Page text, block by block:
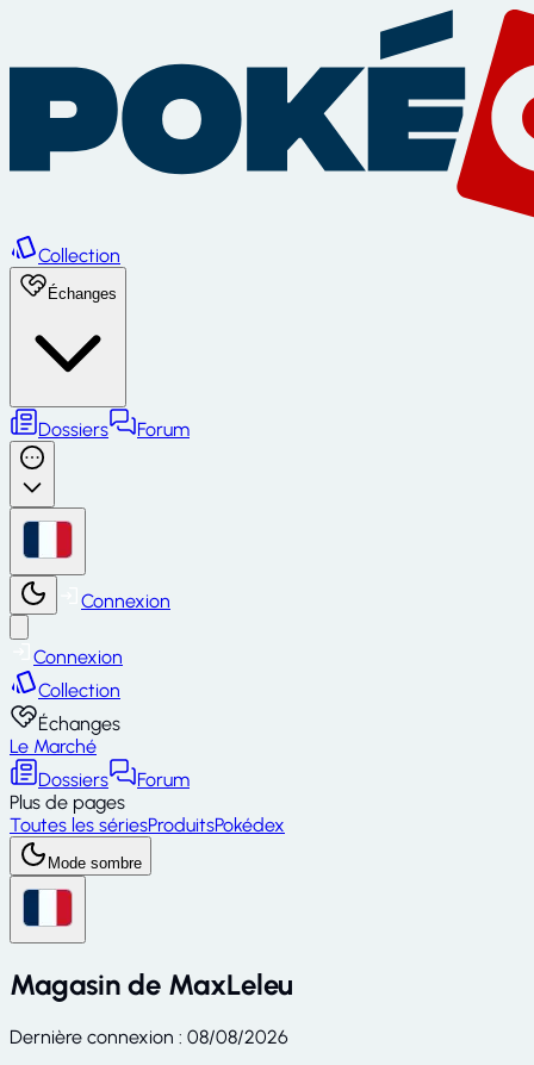
Collection
Échanges
Dossiers Forum
Connexion
Connexion
Collection
Échanges
Le Marché
Dossiers
Forum
Plus de pages
Toutes les sériesProduitsPokédex
Mode sombre
Magasin de MaxLeleu
Dernière connexion : 08/08/2026